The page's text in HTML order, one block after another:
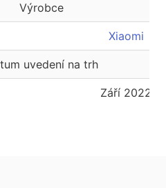
Výrobce
Xiaomi
uvedení na trh
Září 2022